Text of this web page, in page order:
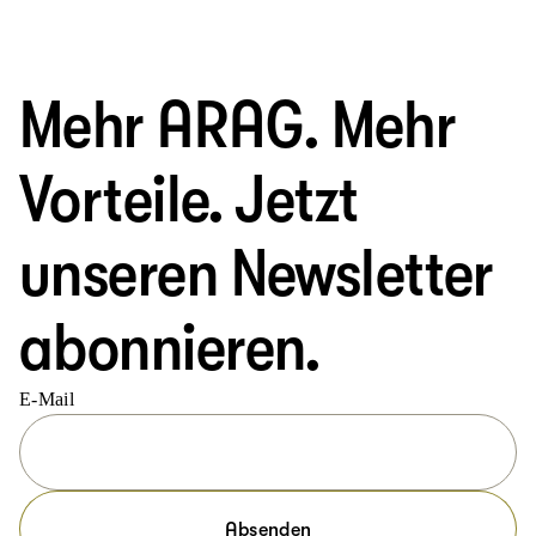
Mehr ARAG. Mehr
Vorteile. Jetzt
unseren Newsletter
abonnieren.
E-Mail
Absenden